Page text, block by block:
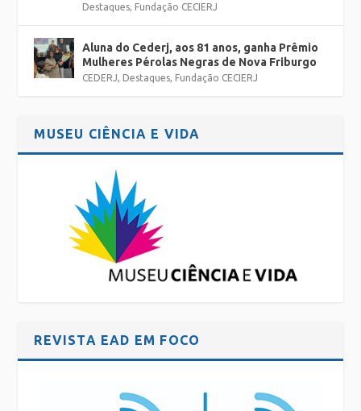
Destaques, Fundação CECIERJ
Aluna do Cederj, aos 81 anos, ganha Prêmio
Mulheres Pérolas Negras de Nova Friburgo
CEDERJ, Destaques, Fundação CECIERJ
MUSEU CIÊNCIA E VIDA
REVISTA EAD EM FOCO